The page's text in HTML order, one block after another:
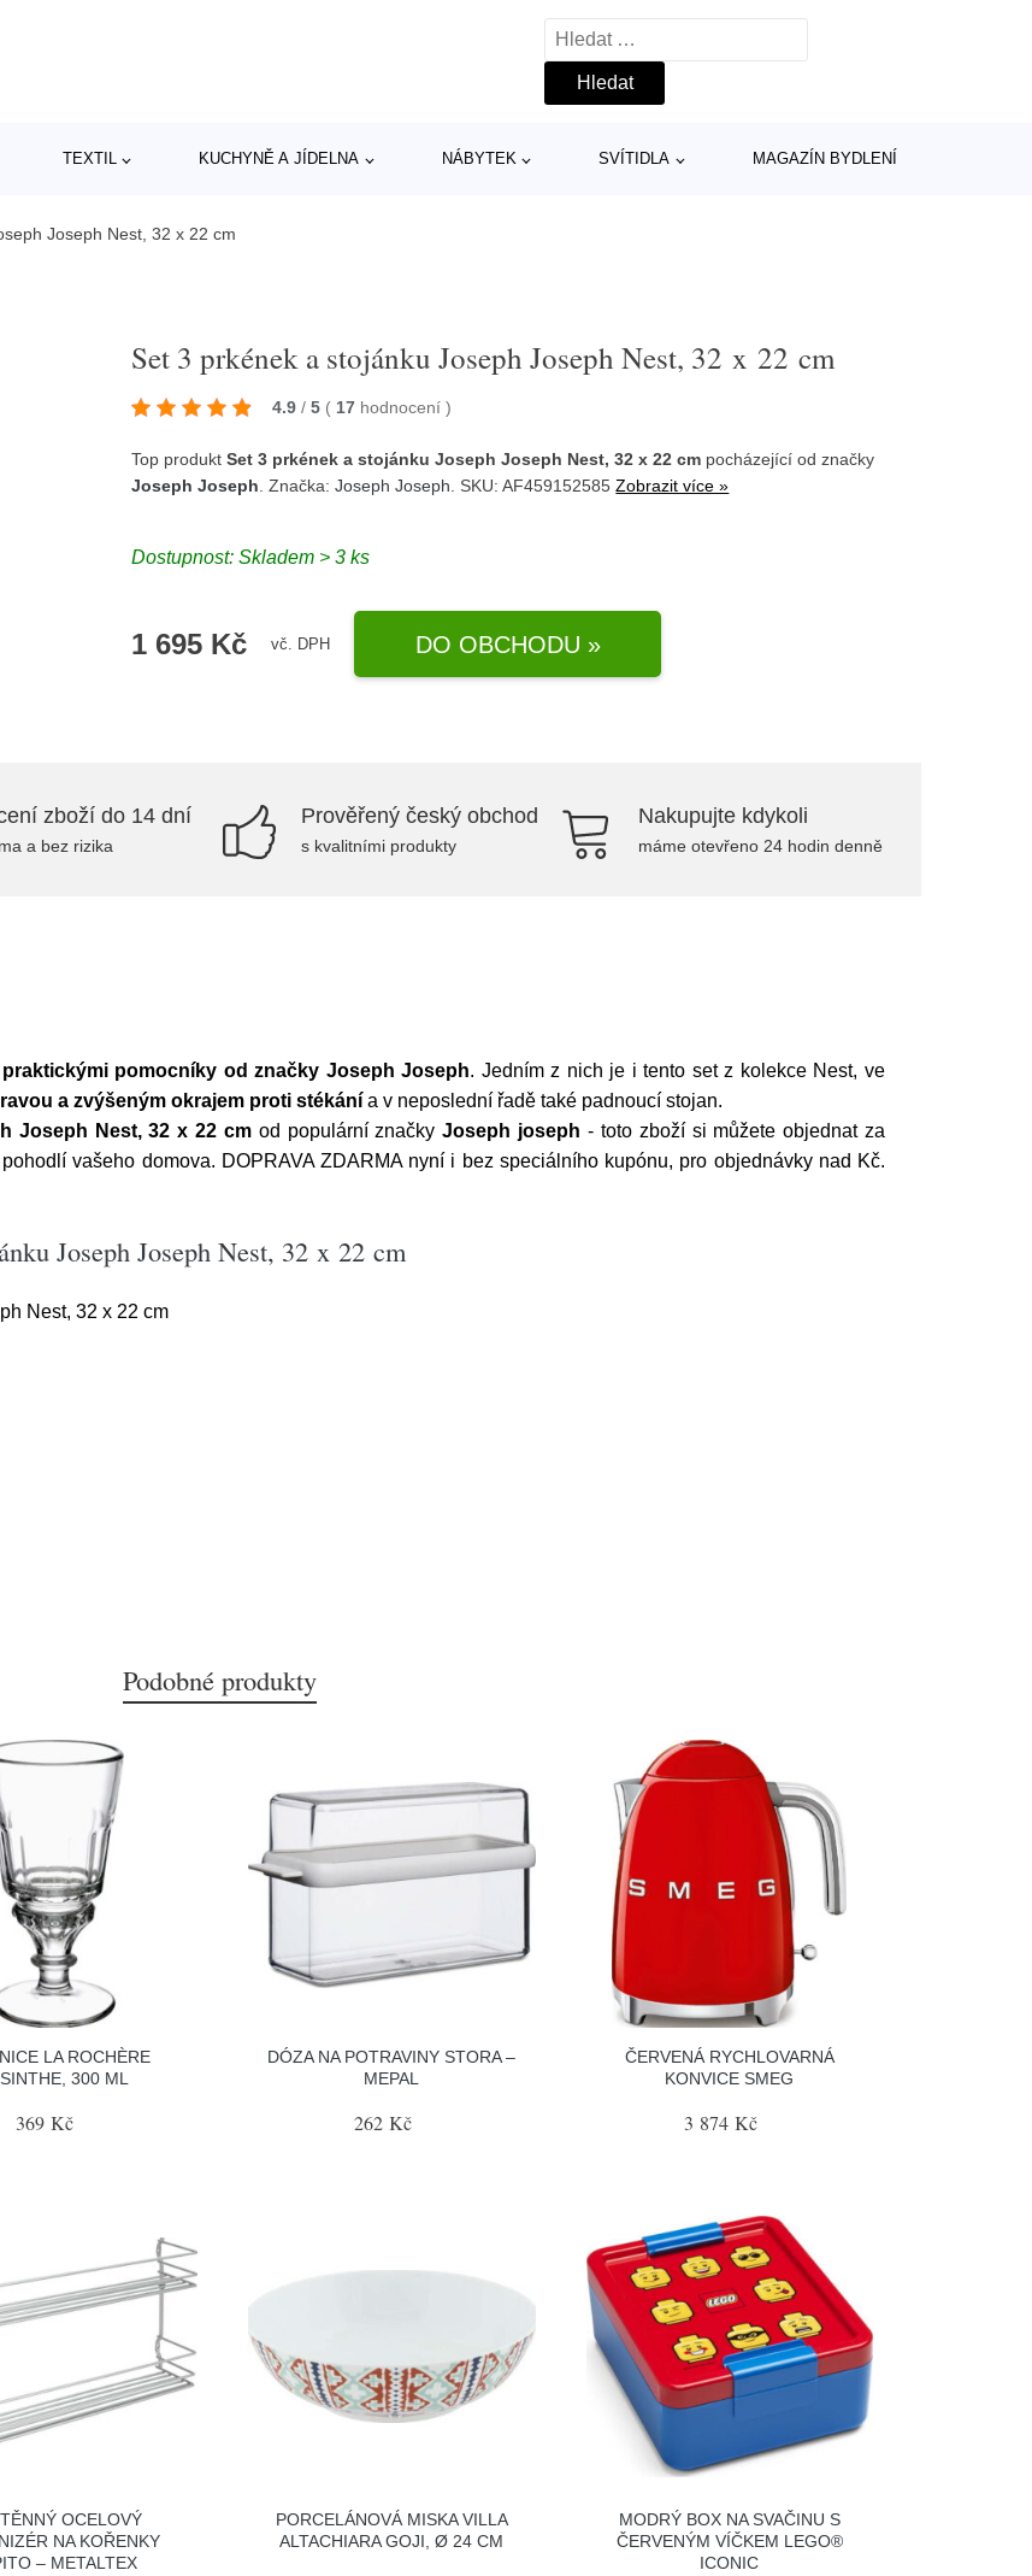
Vyhledávání
TEXTIL KUCHYNĚ A JÍDELNA NÁBYTEK SVÍTIDLA MAGAZÍN BYDLENÍ
Joseph Nest, 32 x 22 cm
Set 3 prkének a stojánku Joseph Joseph Nest, 32 x 22 cm
4.9 / 5 ( 17 hodnocení)
Top produktSet 3 prkének a stojánku Joseph Joseph Nest, 32 x 22 cm pocházející od značky
Joseph Joseph . Značka:Joseph Joseph . SKU: AF459152585Zobrazit více »
Dostupnost:Skladem > 3 ks
1 695 Kč vč. DPH DO OBCHODU »
zboží do 14 dní
a bez rizika
Prověřený český obchod
s kvalitními produkty
Nakupujte kdykoli
máme otevřeno 24 hodin denně
praktickými pomocníky od značky Joseph Joseph. Jedním z nich je i tento set z kolekce Nest, ve
a zvýšeným okrajem proti stékání a v neposlední řadě také padnoucí stojan.
Joseph Nest, 32 x 22 cmod populární značkyJoseph joseph - toto zboží si můžete objednat za
vašeho domova. DOPRAVA ZDARMA nyní i bez speciálního kupónu, pro objednávky nad Kč.
Joseph Joseph Nest, 32 x 22 cm
Nest, 32 x 22 cm
Podobné produkty
LA ROCHÈRE
300 ML
369 Kč
DÓZA NA POTRAVINY STORA –
MEPAL
262 Kč
ČERVENÁ RYCHLOVARNÁ
KONVICE SMEG
3 874 Kč
OCELOVÝ
NA KOŘENKY
– METALTEX
PORCELÁNOVÁ MISKA VILLA
ALTACHIARA GOJI, Ø 24 CM
MODRÝ BOX NA SVAČINU S
ČERVENÝM VÍČKEM LEGO®
ICONIC